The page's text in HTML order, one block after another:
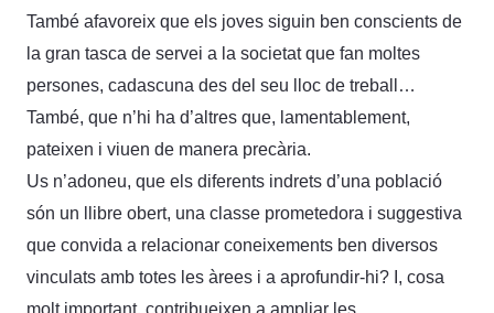
També afavoreix que els joves siguin ben conscients de
la gran tasca de servei a la societat que fan moltes
persones, cadascuna des del seu lloc de treball…
També, que n’hi ha d’altres que, lamentablement,
pateixen i viuen de manera precària.
Us n’adoneu, que els diferents indrets d’una població
són un llibre obert, una classe prometedora i suggestiva
que convida a relacionar coneixements ben diversos
vinculats amb totes les àrees i a aprofundir-hi? I, cosa
molt important, contribueixen a ampliar les